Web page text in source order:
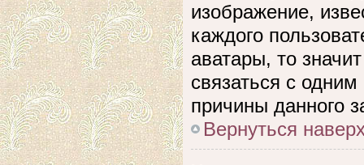
изображение,
каждого
аватары, то
связаться с
причины данного
Вернуться